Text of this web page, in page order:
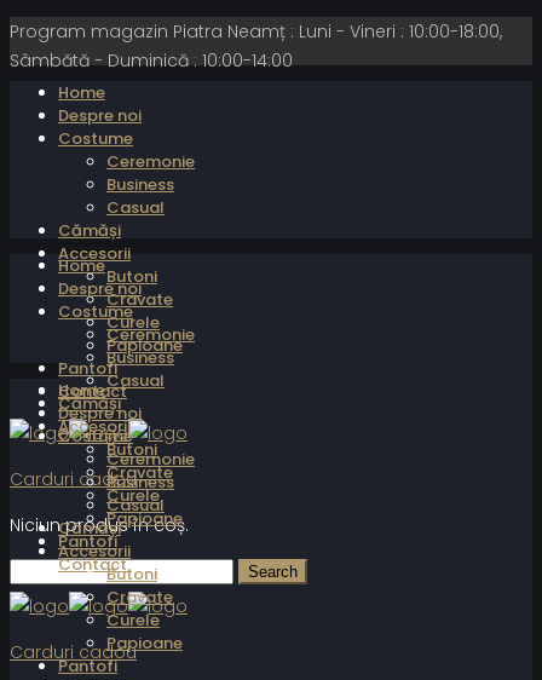
Program magazin Piatra Neamț : Luni - Vineri : 10:00-18:00,
Sâmbătă - Duminică : 10:00-14:00
Home
Despre noi
Costume
Ceremonie
Business
Casual
Cămăși
Accesorii
Butoni
Cravate
Curele
Papioane
Pantofi
Contact
Carduri cadou
Niciun produs în coș.
Home
Despre noi
Costume
Ceremonie
Business
Casual
Cămăși
Accesorii
Butoni
Cravate
Curele
Papioane
Pantofi
Contact
Carduri cadou
Home
Despre noi
Costume
Ceremonie
Business
Casual
Cămăși
Accesorii
Butoni
Cravate
Curele
Papioane
Pantofi